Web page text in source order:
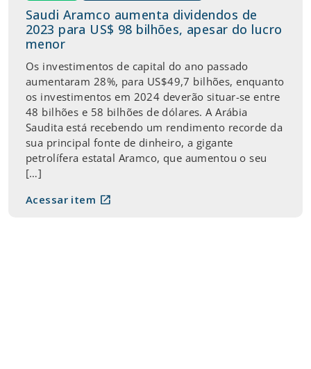
Saudi Aramco aumenta dividendos de
2023 para US$ 98 bilhões, apesar do lucro
menor
Os investimentos de capital do ano passado
aumentaram 28%, para US$49,7 bilhões, enquanto
os investimentos em 2024 deverão situar-se entre
48 bilhões e 58 bilhões de dólares. A Arábia
Saudita está recebendo um rendimento recorde da
sua principal fonte de dinheiro, a gigante
petrolífera estatal Aramco, que aumentou o seu
[…]
Acessar item open_in_new